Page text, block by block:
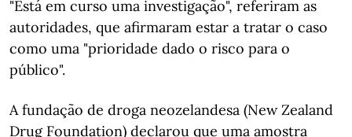
"Está em curso uma investigação", referiram as
autoridades, que afirmaram estar a tratar o caso
como uma "prioridade dado o risco para o
público".
A fundação de droga neozelandesa (New Zealand
Drug Foundation) declarou que uma amostra